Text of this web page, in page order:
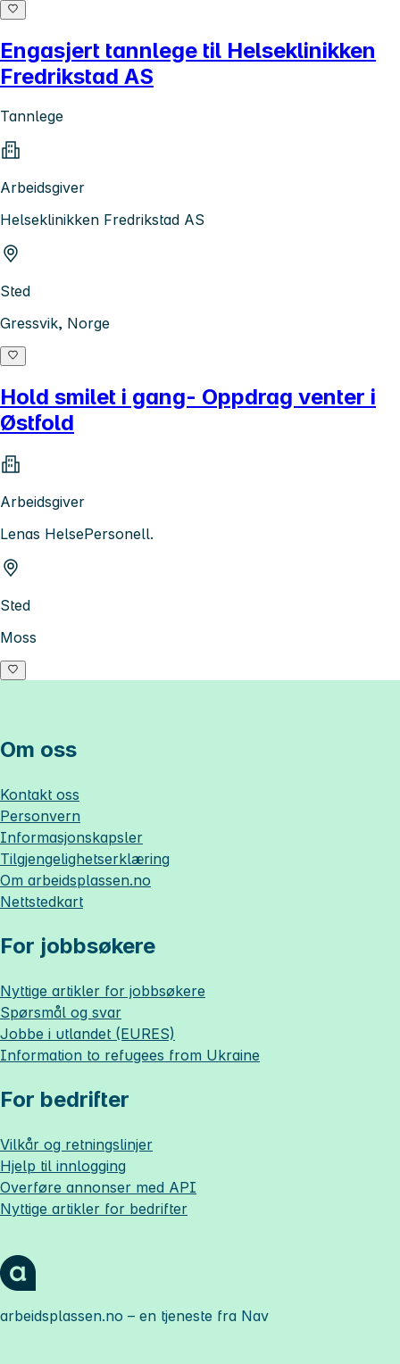
Engasjert tannlege til Helseklinikken
Fredrikstad AS
Tannlege
Arbeidsgiver
Helseklinikken Fredrikstad AS
Sted
Gressvik, Norge
Hold smilet i gang- Oppdrag venter i
Østfold
Arbeidsgiver
Lenas HelsePersonell.
Sted
Moss
Om oss
Kontakt oss
Personvern
Informasjonskapsler
Tilgjengelighetserklæring
Om arbeidsplassen.no
Nettstedkart
For jobbsøkere
Nyttige artikler for jobbsøkere
Spørsmål og svar
Jobbe i utlandet (EURES)
Information to refugees from Ukraine
For bedrifter
Vilkår og retningslinjer
Hjelp til innlogging
Overføre annonser med API
Nyttige artikler for bedrifter
arbeidsplassen.no – en tjeneste fra Nav